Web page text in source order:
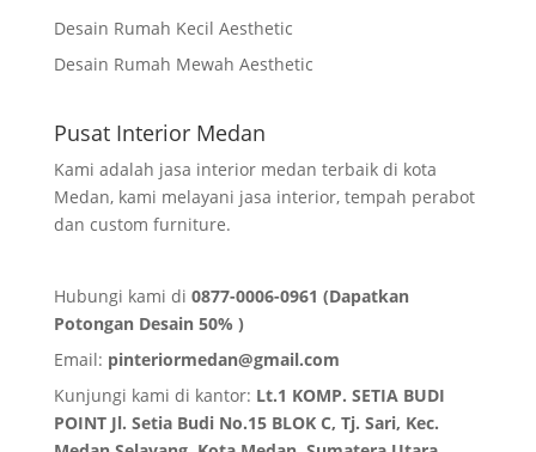
Desain Rumah Kecil Aesthetic
Desain Rumah Mewah Aesthetic
Pusat Interior Medan
Kami adalah jasa interior medan terbaik di kota
Medan, kami melayani jasa interior, tempah perabot
dan custom furniture.
Hubungi kami di 0877-0006-0961 (Dapatkan
Potongan Desain 50% )
Email: pinteriormedan@gmail.com
Kunjungi kami di kantor: Lt.1 KOMP. SETIA BUDI
POINT Jl. Setia Budi No.15 BLOK C, Tj. Sari, Kec.